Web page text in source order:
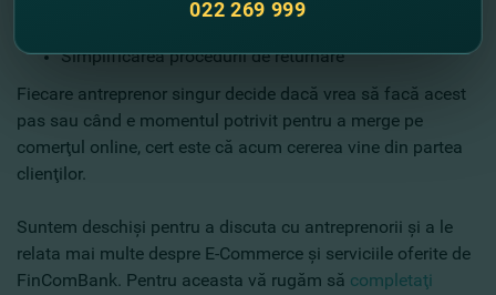
Simplificarea procedurii de returnare
Fiecare antreprenor singur decide dacă vrea să facă acest
pas sau când e momentul potrivit pentru a merge pe
comerţul online, cert este că acum cererea vine din partea
clienţilor.
Suntem deschişi pentru a discuta cu antreprenorii şi a le
relata mai multe despre E-Commerce şi serviciile oferite de
FinComBank. Pentru aceasta vă rugăm să completaţi
022 269 999